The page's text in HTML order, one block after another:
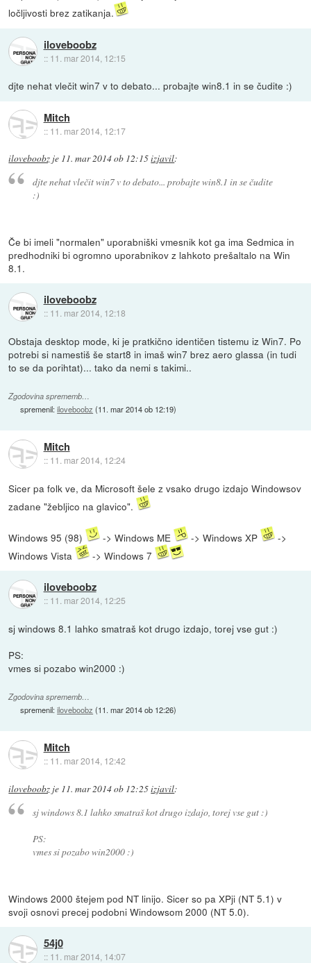
ločljivosti brez zatikanja.
iloveboobz
:: 11. mar 2014, 12:15
djte nehat vlečit win7 v to debato... probajte win8.1 in se čudite :)
Mitch
:: 11. mar 2014, 12:17
iloveboobz je 11. mar 2014 ob 12:15izjavil:
djte nehat vlečit win7 v to debato... probajte win8.1 in se čudite
:)
Če bi imeli "normalen" uporabniški vmesnik kot ga ima Sedmica in
predhodniki bi ogromno uporabnikov z lahkoto prešaltalo na Win
8.1.
iloveboobz
:: 11. mar 2014, 12:18
Obstaja desktop mode, ki je pratkično identičen tistemu iz Win7. Po
potrebi si namestiš še start8 in imaš win7 brez aero glassa (in tudi
to se da porihtat)... tako da nemi s takimi..
Zgodovina sprememb…
spremenil:iloveboobz (11. mar 2014 ob 12:19)
Mitch
:: 11. mar 2014, 12:24
Sicer pa folk ve, da Microsoft šele z vsako drugo izdajo Windowsov
zadane "žebljico na glavico".
Windows 95 (98) -> Windows ME -> Windows XP
->
Windows Vista
-> Windows 7
iloveboobz
:: 11. mar 2014, 12:25
sj windows 8.1 lahko smatraš kot drugo izdajo, torej vse gut :)
PS:
vmes si pozabo win2000 :)
Zgodovina sprememb…
spremenil:iloveboobz (11. mar 2014 ob 12:26)
Mitch
:: 11. mar 2014, 12:42
iloveboobz je 11. mar 2014 ob 12:25izjavil:
sj windows 8.1 lahko smatraš kot drugo izdajo, torej vse gut :)
PS:
vmes si pozabo win2000 :)
Windows 2000 štejem pod NT linijo. Sicer so pa XPji (NT 5.1) v
svoji osnovi precej podobni Windowsom 2000 (NT 5.0).
54j0
:: 11. mar 2014, 14:07